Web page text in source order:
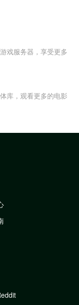
戏服务器，享受更多
库，观看更多的电影